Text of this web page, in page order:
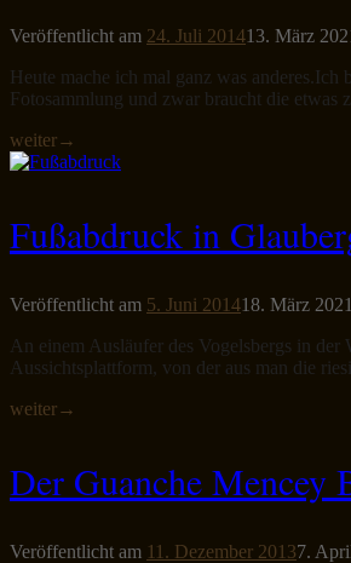
Veröffentlicht am 24. Juli 201413. März
Heute mache ich mal ganz was
Fotosammlung und zwar braucht die
weiter→
Fußabdruck in
Veröffentlicht am 5. Juni 201418. März 2021
An einem Ausläufer des Vogelsbergs in
Aussichtsplattform, von der aus man die
weiter→
Der Guanche Mencey
Veröffentlicht am 11. Dezember 20137.